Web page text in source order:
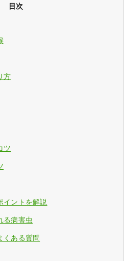
目次
方
ツ
イントを解説
る病害虫
くある質問